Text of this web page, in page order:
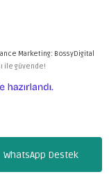
WhatsApp Destek
Marketing: BossyDigital
ile güvende!